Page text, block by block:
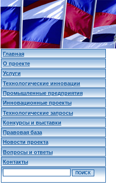
Главная
О проекте
Услуги
Технологические инновации
Промышленные предприятия
Инновационные проекты
Технологические запросы
Конкурсы и выставки
Правовая база
Новости проекта
Вопросы и ответы
Контакты